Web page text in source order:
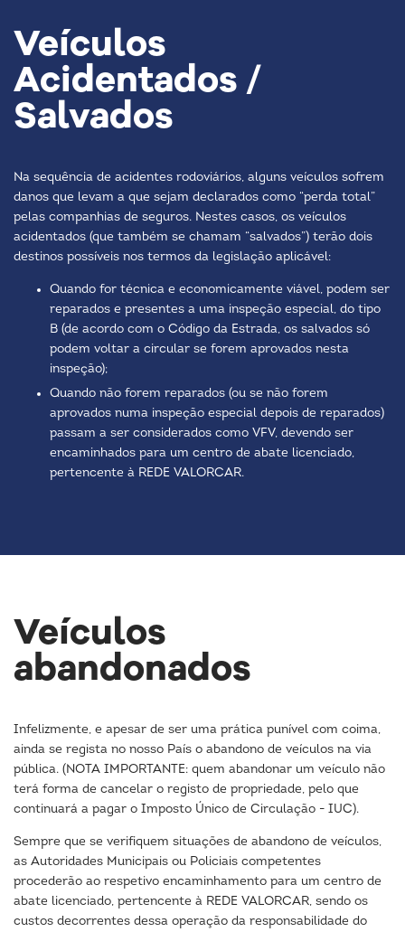
Veículos
Acidentados /
Salvados
Na sequência de acidentes rodoviários, alguns veículos sofrem
danos que levam a que sejam declarados como “perda total”
pelas companhias de seguros. Nestes casos, os veículos
acidentados (que também se chamam “salvados”) terão dois
destinos possíveis nos termos da legislação aplicável:
Quando for técnica e economicamente viável, podem ser
reparados e presentes a uma inspeção especial, do tipo
B (de acordo com o Código da Estrada, os salvados só
podem voltar a circular se forem aprovados nesta
inspeção);
Quando não forem reparados (ou se não forem
aprovados numa inspeção especial depois de reparados)
passam a ser considerados como VFV, devendo ser
encaminhados para um centro de abate licenciado,
pertencente à REDE VALORCAR.
Veículos
abandonados
Infelizmente, e apesar de ser uma prática punível com coima,
ainda se regista no nosso País o abandono de veículos na via
pública. (NOTA IMPORTANTE: quem abandonar um veículo não
terá forma de cancelar o registo de propriedade, pelo que
continuará a pagar o Imposto Único de Circulação - IUC).
Sempre que se verifiquem situações de abandono de veículos,
as Autoridades Municipais ou Policiais competentes
procederão ao respetivo encaminhamento para um centro de
abate licenciado, pertencente à REDE VALORCAR, sendo os
custos decorrentes dessa operação da responsabilidade do